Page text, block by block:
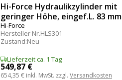
Hi-Force Hydraulikzylinder mit
geringer Höhe, eingef.L. 83 mm
Hi-Force
Hersteller Nr.HLS301
Zustand:Neu
Lieferzeit ca. 1 Tag
549,87 €
654,35 € inkl. MwSt. zzgl. Versandkosten